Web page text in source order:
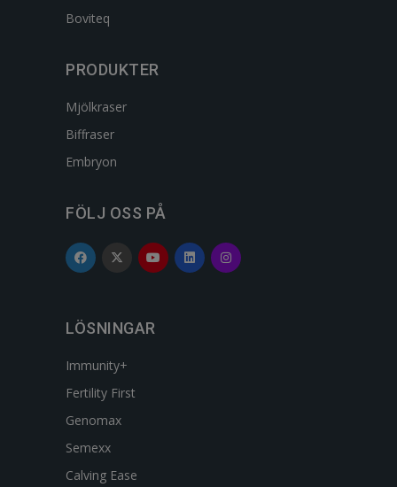
Boviteq
PRODUKTER
Mjölkraser
Biffraser
Embryon
FÖLJ OSS PÅ
LÖSNINGAR
Immunity+
Fertility First
Genomax
Semexx
Calving Ease